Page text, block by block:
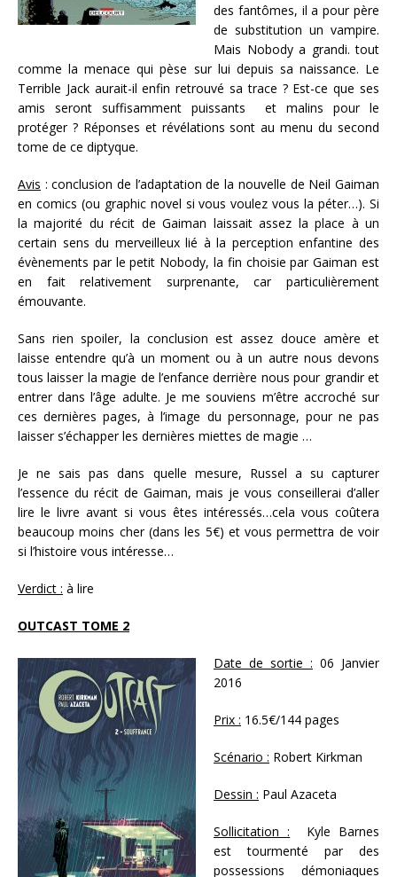
des fantômes, il a pour père
de substitution un vampire.
Mais Nobody a grandi. tout
comme la menace qui pèse sur lui depuis sa naissance. Le
Terrible Jack aurait-il enfin retrouvé sa trace ? Est-ce que ses
amis seront suffisamment puissants et malins pour le
protéger ? Réponses et révélations sont au menu du second
tome de ce diptyque.
Avis : conclusion de l’adaptation de la nouvelle de Neil Gaiman
en comics (ou graphic novel si vous voulez vous la péter…). Si
la majorité du récit de Gaiman laissait assez la place à un
certain sens du merveilleux lié à la perception enfantine des
évènements par le petit Nobody, la fin choisie par Gaiman est
en fait relativement surprenante, car particulièrement
émouvante.
Sans rien spoiler, la conclusion est assez douce amère et
laisse entendre qu’à un moment ou à un autre nous devons
tous laisser la magie de l’enfance derrière nous pour grandir et
entrer dans l’âge adulte. Je me souviens m’être accroché sur
ces dernières pages, à l’image du personnage, pour ne pas
laisser s’échapper les dernières miettes de magie …
Je ne sais pas dans quelle mesure, Russel a su capturer
l’essence du récit de Gaiman, mais je vous conseillerai d’aller
lire le livre avant si vous êtes intéressés…cela vous coûtera
beaucoup moins cher (dans les 5€) et vous permettra de voir
si l’histoire vous intéresse…
Verdict : à lire
OUTCAST TOME 2
Date de sortie : 06 Janvier
2016
Prix : 16.5€/144 pages
Scénario : Robert Kirkman
Dessin : Paul Azaceta
Sollicitation : Kyle Barnes
est tourmenté par des
possessions démoniaques